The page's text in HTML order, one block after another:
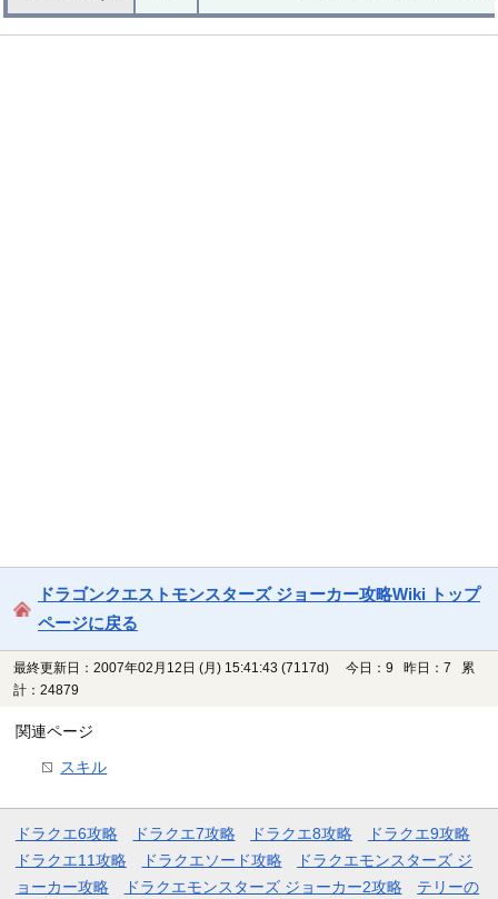
ドラゴンクエストモンスターズ ジョーカー攻略Wiki トップ
ページに戻る
最終更新日：2007年02月12日 (月) 15:41:43 (7117d)
今日：9 昨日：7 累
計：24879
関連ページ
スキル
ドラクエ6攻略 ドラクエ7攻略 ドラクエ8攻略
ドラクエ9攻略
ドラクエ11攻略
ドラクエソード攻略
ドラクエモンスターズ ジ
ョーカー攻略
ドラクエモンスターズ ジョーカー2攻略 テリーの